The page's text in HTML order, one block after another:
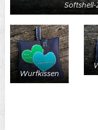
Wurfkissen